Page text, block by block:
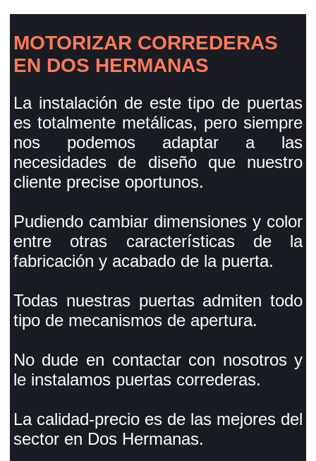
MOTORIZAR CORREDERAS
EN DOS HERMANAS
La instalación de este tipo de puertas
es totalmente metálicas, pero siempre
nos podemos adaptar a las
necesidades de diseño que nuestro
cliente precise oportunos.
Pudiendo cambiar dimensiones y color
entre otras características de la
fabricación y acabado de la puerta.
Todas nuestras puertas admiten todo
tipo de mecanismos de apertura.
No dude en contactar con nosotros y
le instalamos puertas correderas.
La calidad-precio es de las mejores del
sector en Dos Hermanas.